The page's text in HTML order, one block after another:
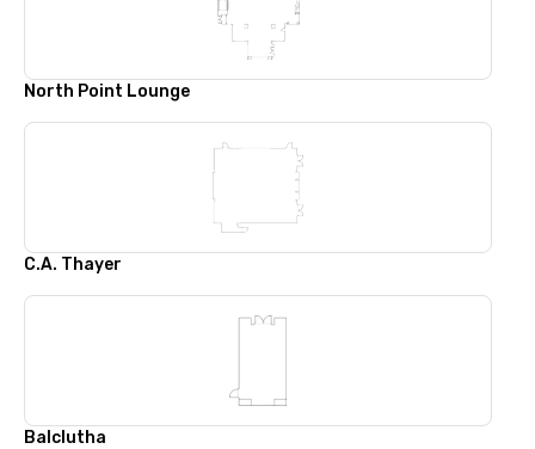
North Point Lounge
C.A. Thayer
Balclutha